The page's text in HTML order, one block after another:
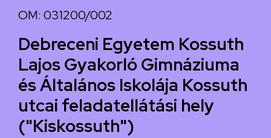
OM: 031200/002
Debreceni Egyetem Kossuth
Lajos Gyakorló Gimnáziuma
és Általános Iskolája Kossuth
utcai feladatellátási hely
("Kiskossuth")